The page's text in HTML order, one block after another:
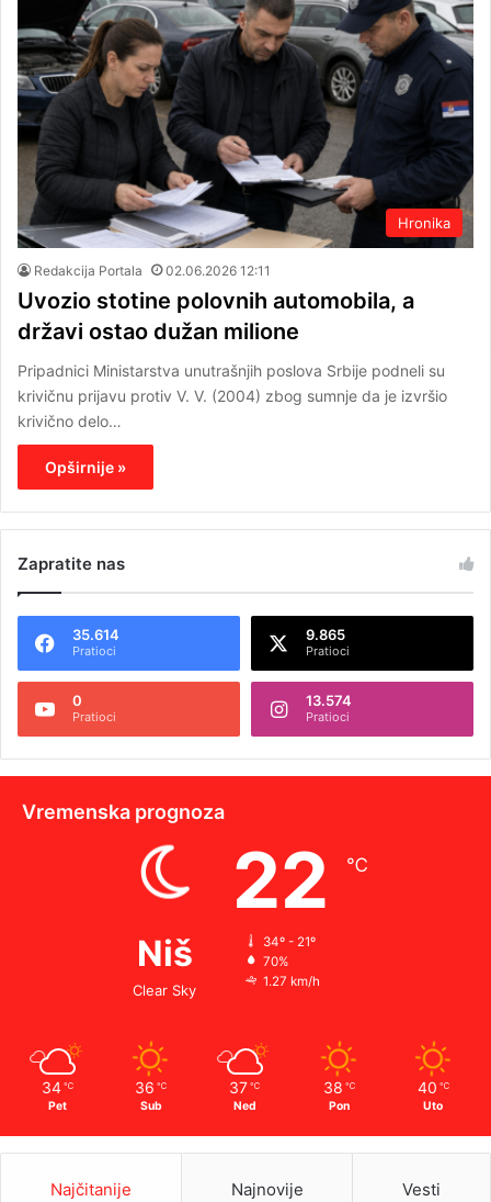
Hronika
Redakcija Portala 02.06.2026 12:11
Uvozio stotine polovnih automobila, a
državi ostao dužan milione
Pripadnici Ministarstva unutrašnjih poslova Srbije podneli su
krivičnu prijavu protiv V. V. (2004) zbog sumnje da je izvršio
krivično delo…
Opširnije »
Zapratite nas
35.614
Pratioci
9.865
Pratioci
0
Pratioci
13.574
Pratioci
Vremenska prognoza
Niš
Clear Sky
22 ℃
34º - 21º
70%
1.27 km/h
34 ℃
Pet
36 ℃
Sub
37 ℃
Ned
38 ℃
Pon
40 ℃
Uto
Najčitanije Najnovije Vesti